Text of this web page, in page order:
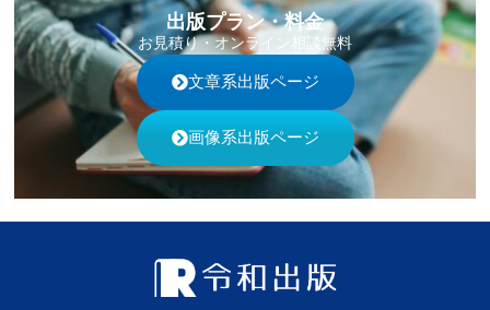
出版プラン・料金
お見積り・オンライン相談無料
文章系出版ページ
画像系出版ページ